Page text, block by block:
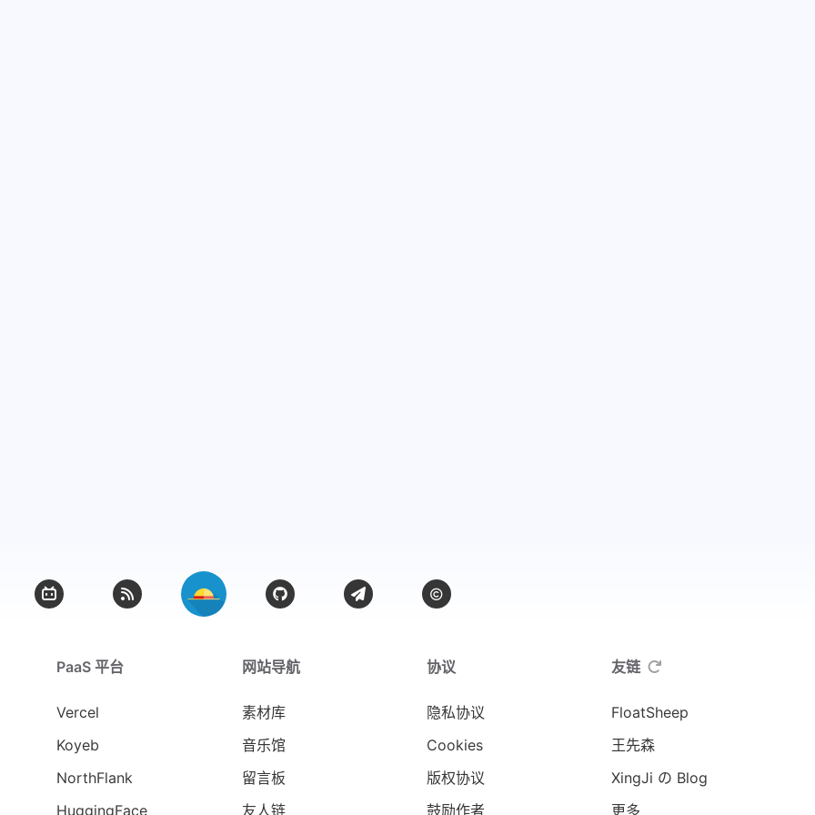
PaaS 平台
Vercel
Koyeb
NorthFlank
HuggingFace
网站导航
素材库
音乐馆
留言板
友人链
协议
隐私协议
Cookies
版权协议
鼓励作者
友链
FloatSheep
王先森
XingJi の Blog
更多